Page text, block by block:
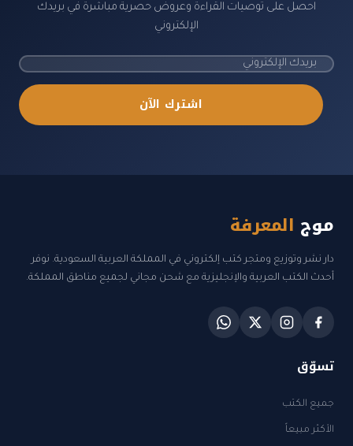
احصل على توصيات القراءة وعروض حصرية مباشرة في بريدك
الإلكتروني
اشترك الآن
موج المعرفة
دار نشر وتوزيع ومتجر كتب إلكتروني في المملكة العربية السعودية. نوفر
أحدث الكتب العربية والإنجليزية مع شحن مجاني لجميع مناطق المملكة.
تسوّق
جميع الكتب
الأكثر مبيعاً